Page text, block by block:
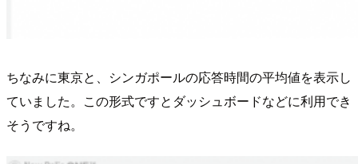
ちなみに東京と、シンガポールの応答時間の平均値を表示し
ていました。この形式ですとダッシュボードなどに利用でき
そうですね。